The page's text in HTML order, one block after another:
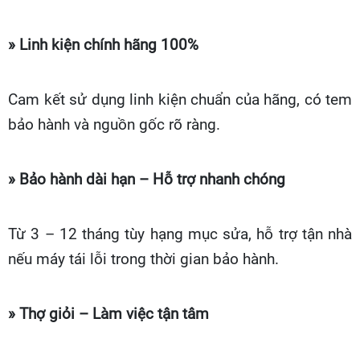
» Linh kiện chính hãng 100%
Cam kết sử dụng linh kiện chuẩn của hãng, có tem
bảo hành và nguồn gốc rõ ràng.
» Bảo hành dài hạn – Hỗ trợ nhanh chóng
Từ 3 – 12 tháng tùy hạng mục sửa, hỗ trợ tận nhà
nếu máy tái lỗi trong thời gian bảo hành.
» Thợ giỏi – Làm việc tận tâm